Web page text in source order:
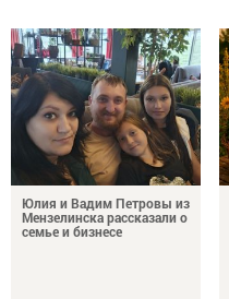
Юлия и Вадим Петровы из
Мензелинска рассказали о
семье и бизнесе